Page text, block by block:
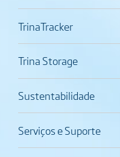
TrinaTracker
Trina Storage
Sustentabilidade
Serviços e Suporte